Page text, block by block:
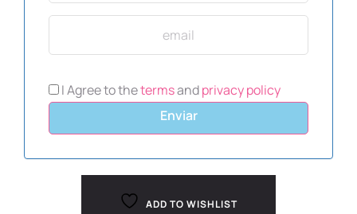
I Agree to thetermsandprivacy policy
Enviar
ADD TO WISHLIST